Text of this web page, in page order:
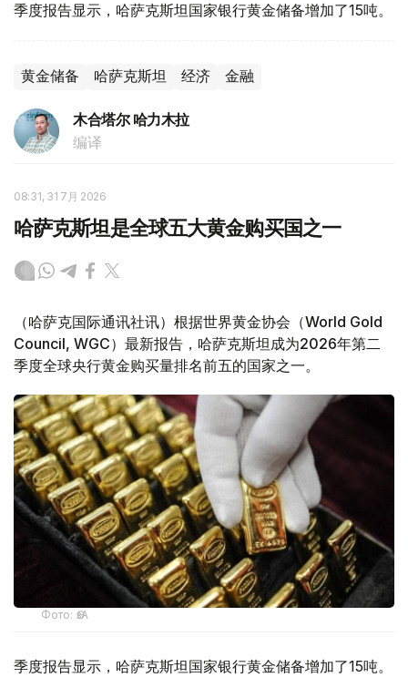
季度报告显示，哈萨克斯坦国家银行黄金储备增加了15吨。
黄金储备 哈萨克斯坦 经济 金融
木合塔尔 哈力木拉
编译
08:31, 31 7月 2026
哈萨克斯坦是全球五大黄金购买国之一
（哈萨克国际通讯社讯）根据世界黄金协会（World Gold
Council, WGC）最新报告，哈萨克斯坦成为2026年第二
季度全球央行黄金购买量排名前五的国家之一。
Фото: ӨзА
季度报告显示，哈萨克斯坦国家银行黄金储备增加了15吨。